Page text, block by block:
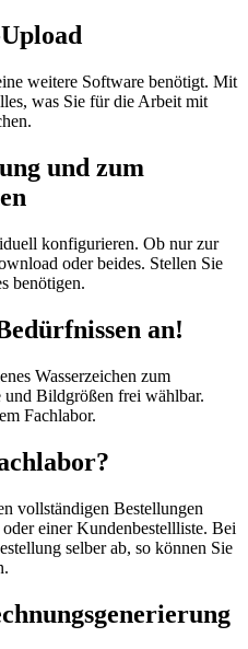
weitere Software benötigt. Mit
was Sie für die Arbeit mit
und zum
konfigurieren. Ob nur zur
oder beides. Stellen Sie
benötigen.
an!
Wasserzeichen zum
und Bildgrößen frei wählbar.
Fachlabor.
vollständigen Bestellungen
einer Kundenbestellliste. Bei
selber ab, so können Sie